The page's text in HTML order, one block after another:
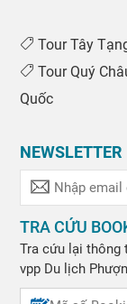
Tour Tây
Tour Quý
Quốc
NEWSLETTER
TRA CỨU
Tra cứu lại thông
vpp Du lịch